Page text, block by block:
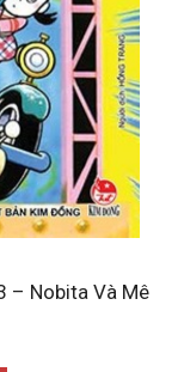
– Nobita Và Mê